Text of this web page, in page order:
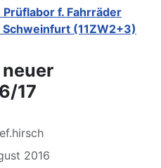
Prüflabor f. Fahrräder
(11ZW2+3)
17
2016